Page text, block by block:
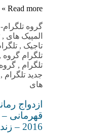
Read more »
گروه تلگرام-
المپیک های ,
تاجیک ,
تلگرام گروه ,
تلگرام ,
جدید تلگرام ,
های
ازدواج
قهرمانی –
2016 – زنده از برزیل